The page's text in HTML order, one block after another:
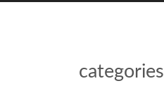
categories